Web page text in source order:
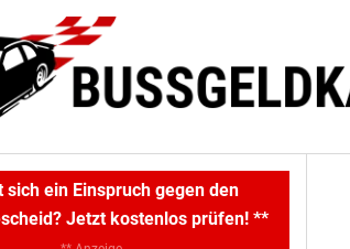
sich ein Einspruch gegen den
Jetzt kostenlos prüfen! **